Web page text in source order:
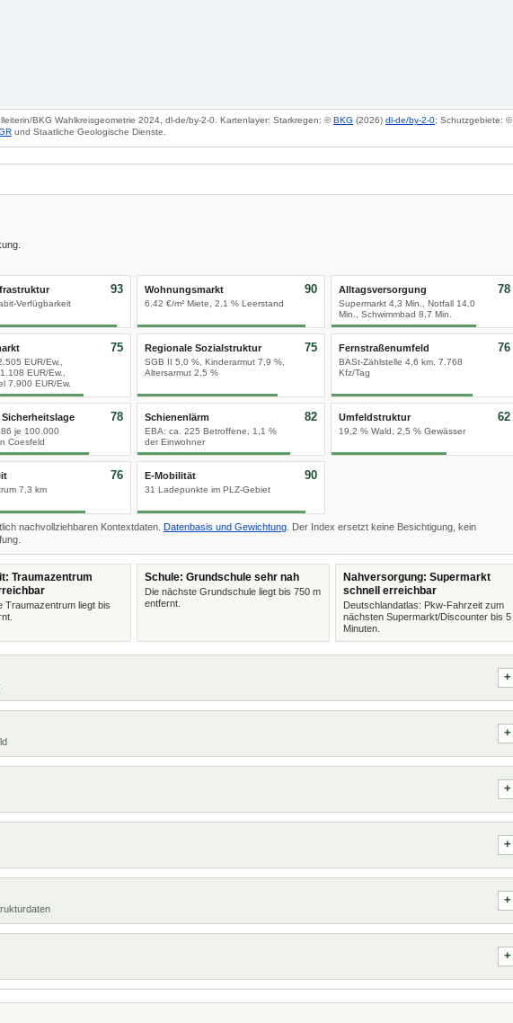
BKG Wahlkreisgeometrie 2024, dl-de/by-2-0. Kartenlayer: Starkregen: ©BKG (2026) dl-de/by-2-0; Schutzgebiete: ©
und Staatliche Geologische Dienste.
Verfügbarkeit
93 Wohnungsmarkt
6,42 €/m² Miete, 2,1 % Leerstand
90 Alltagsversorgung
Supermarkt 4,3 Min., Notfall 14,0
Min., Schwimmbad 8,7 Min.
78
EUR/Ew.,
EUR/Ew.,
7.900 EUR/Ew.
75 Regionale Sozialstruktur
SGB II 5,0 %, Kinderarmut 7,9 %,
Altersarmut 2,5 %
75 Fernstraßenumfeld
BASt-Zählstelle 4,6 km, 7.768
Kfz/Tag
76
je 100.000
Coesfeld
78 Schienenlärm
EBA: ca. 225 Betroffene, 1,1 %
der Einwohner
82 Umfeldstruktur
19,2 % Wald, 2,5 % Gewässer
62
7,3 km
76 E-Mobilität
31 Ladepunkte im PLZ-Gebiet
90
nachvollziehbaren Kontextdaten. Datenbasis und Gewichtung . Der Index ersetzt keine Besichtigung, kein
Traumazentrum
Traumazentrum liegt bis
Schule: Grundschule sehr nah
Die nächste Grundschule liegt bis 750 m
entfernt.
Nahversorgung: Supermarkt
schnell erreichbar
Deutschlandatlas: Pkw-Fahrzeit zum
nächsten Supermarkt/Discounter bis 5
Minuten.